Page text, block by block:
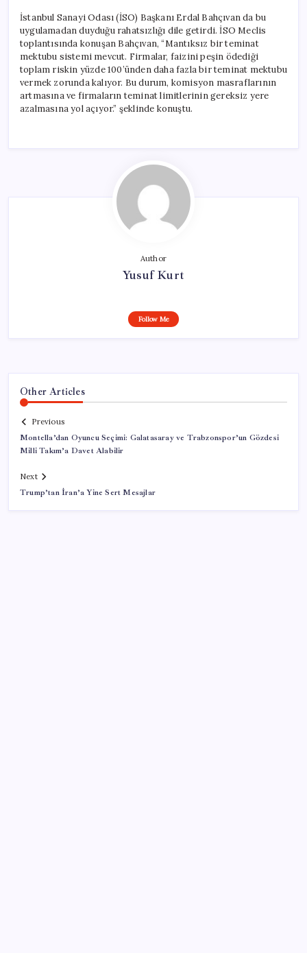
İstanbul Sanayi Odası (İSO) Başkanı Erdal Bahçıvan da bu
uygulamadan duyduğu rahatsızlığı dile getirdi. İSO Meclis
toplantısında konuşan Bahçıvan, “Mantıksız bir teminat
mektubu sistemi mevcut. Firmalar, faizini peşin ödediği
toplam riskin yüzde 100’ünden daha fazla bir teminat mektubu
vermek zorunda kalıyor. Bu durum, komisyon masraflarının
artmasına ve firmaların teminat limitlerinin gereksiz yere
azalmasına yol açıyor.” şeklinde konuştu.
Author
Yusuf Kurt
Follow Me
Other Articles
Previous
Montella’dan Oyuncu Seçimi: Galatasaray ve Trabzonspor’un Gözdesi
Milli Takım’a Davet Alabilir
Next
Trump’tan İran’a Yine Sert Mesajlar